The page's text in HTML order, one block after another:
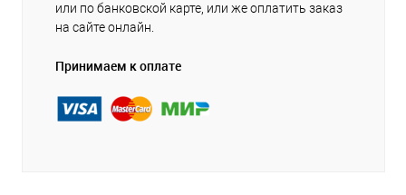
или по банковской карте, или же оплатить заказ
на сайте онлайн.
Принимаем к оплате